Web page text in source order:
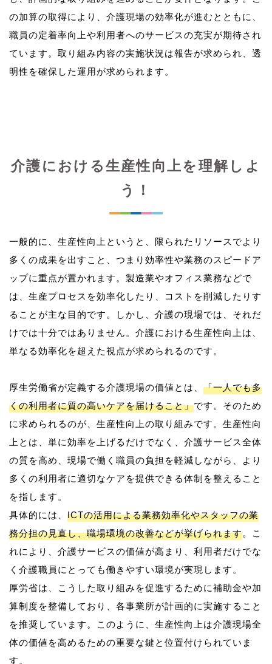
の加算の取得により、介護現場の効率化が進むとともに、
職員の定着率向上や利用者へのサービスの充実が期待され
ています。取り組み内容の実施状況は報告が求められ、透
介護における生産性向上を理解しよ
う！
一般的に、生産性向上というと、限られたリソースでより
多くの成果を出すこと、つまり効率性や業務のスピードア
ップに重点が置かれます。製造業やオフィス業務などで
は、生産プロセスを効率化したり、コストを削減したりす
ることが主な目的です。しかし、介護の現場では、それだ
けでは十分ではありません。介護における生産性向上は、
単なる効率化を超えた視点が求められるのです。
厚生労働省が定義する介護現場の価値とは、 「一人でも多
くの利用者に質の高いケアを届けること」です。そのため
に求められるのが、生産性向上の取り組みです。生産性向
上とは、単に効率を上げるだけでなく、介護サービス全体
の質を高め、現場で働く職員の負担を軽減しながら、より
多くの利用者に適切なケアを提供できる体制を整えること
を指します。
具体的には、 ICTの活用による業務効率化やスタッフの業
務分担の見直し、職場環境の改善などが挙げられます。こ
れにより、介護サービスの価値が高まり、利用者だけでな
く介護職員にとっても働きやすい環境が実現します。
厚労省は、こうした取り組みを促進するために補助金や加
算制度を整備しており、各事業所が計画的に実施すること
を推奨しています。このように、生産性向上は介護現場全
体の価値を高めるための重要な鍵と位置付けられていま